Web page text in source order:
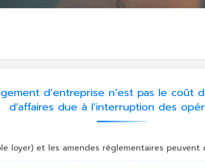
d’entreprise n’est pas le
d’affaires due à l’interruption des
loyer) et les amendes réglementaires